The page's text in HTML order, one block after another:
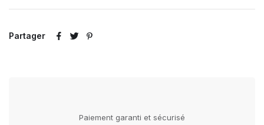
Partager
Paiement garanti et sécurisé